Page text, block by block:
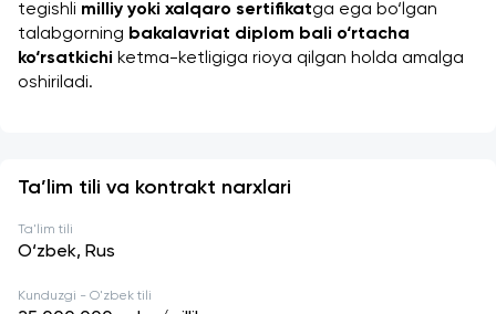
tegishli milliy yoki xalqaro sertifikatga ega bo‘lgan
talabgorning bakalavriat diplom bali o‘rtacha
ko‘rsatkichi ketma-ketligiga rioya qilgan holda amalga
oshiriladi.
Ta’lim tili va kontrakt narxlari
Ta'lim tili
O‘zbek, Rus
Kunduzgi - O'zbek tili